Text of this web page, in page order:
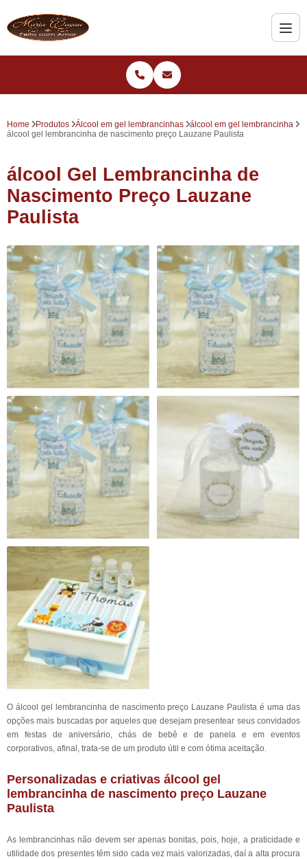
Home Produtos Álcool em gel lembrancinhas
álcool em gel lembrancinha
álcool gel lembrancinha de nascimento preço Lauzane Paulista
álcool Gel Lembrancinha de
Nascimento Preço Lauzane
Paulista
O álcool gel lembrancinha de nascimento preço Lauzane Paulista é uma das
opções mais buscadas por aqueles que desejam presentear seus convidados
em festas de aniversário, chás de bebê e de panela e em eventos
corporativos, afinal, trata-se de um produto útil e com ótima aceitação.
Personalizadas e criativas álcool gel
lembrancinha de nascimento preço Lauzane
Paulista
As lembrancinhas não devem ser apenas bonitas, pois, hoje, a praticidade e
utilidade dos presentes têm sido cada vez mais valorizadas, daí a alta procura